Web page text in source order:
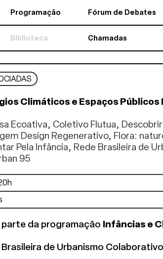
Programação Fórum de Debates
Biblioteca Chamadas
Climáticos e Espaços
Ecoativa, Coletivo Flutua,
Design Regenerativo, Flora:
Pela Infância, Rede Brasileira de
95
da programação Infâncias e
de Urbanismo Colaborativo